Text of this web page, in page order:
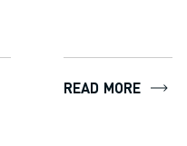
Avec plusieurs
READ MORE